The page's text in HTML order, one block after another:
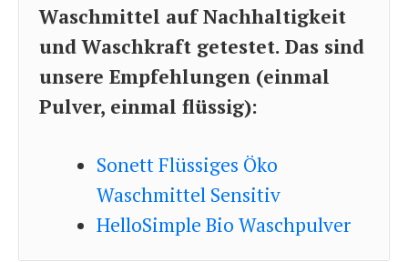
Waschmittel auf Nachhaltigkeit
und Waschkraft getestet. Das sind
unsere Empfehlungen (einmal
Pulver, einmal flüssig):
Sonett Flüssiges Öko
Waschmittel Sensitiv
HelloSimple Bio Waschpulver